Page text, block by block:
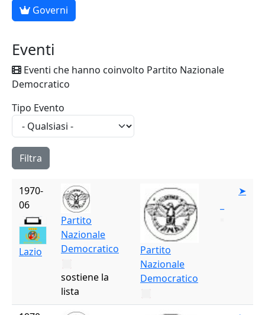
Governi
Eventi
Eventi che hanno coinvolto Partito Nazionale
Democratico
Tipo Evento
1970-
06
Lazio
Partito
Nazionale
Democratico
sostiene la
lista
Partito
Nazionale
Democratico
➤